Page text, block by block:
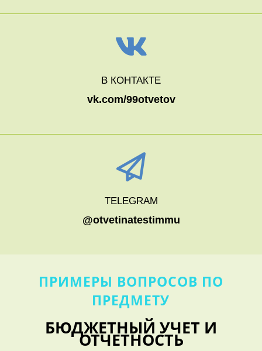
В КОНТАКТЕ
vk.com/99otvetov
TELEGRAM
@otvetinatestimmu
ПРИМЕРЫ ВОПРОСОВ ПО
ПРЕДМЕТУ
БЮДЖЕТНЫЙ УЧЕТ И
ОТЧЕТНОСТЬ